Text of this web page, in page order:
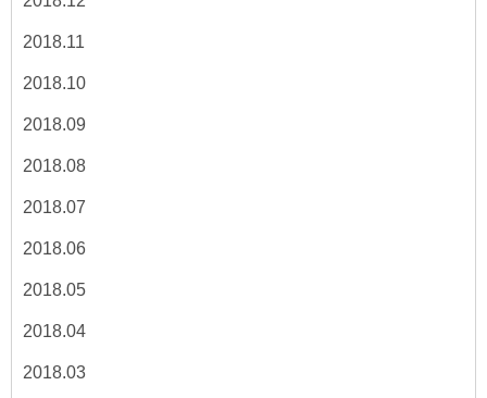
2018.11
2018.10
2018.09
2018.08
2018.07
2018.06
2018.05
2018.04
2018.03